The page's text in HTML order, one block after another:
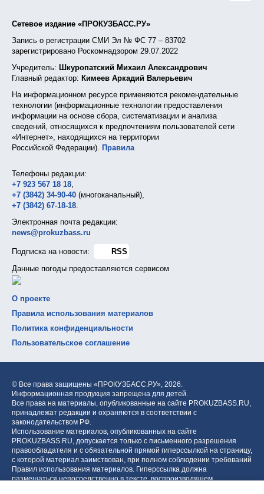
Сетевое издание «ПРОКУЗБАСС.РУ»
Запись о регистрации СМИ Эл № ФС 77 – 83702
зарегистрировано Роскомнадзором 29.07.2022
Учредитель: Шкуропатский Михаил Александрович
Главный редактор: Кимеев Аркадий Валерьевич
На информационном ресурсе применяются рекомендательные
технологии (информационные технологии предоставления
информации на основе сбора, систематизации и анализа
сведений, относящихся к предпочтениям пользователей сети
«Интернет», находящихся на территории
Российской Федерации). Правила
Телефоны редакции:
+7 923 567 18 18,
+7 (3842) 34-90-40 (многоканальный),
+7 (3842) 67-18-18.
Электронная почта редакции:
news@prokuzbass.ru
Подписка на новости:
RSS
Данные погоды предоставляются сервисом
О проекте
Правила использования материалов
Политика конфиденциальности
Пользовательское соглашение
© Все права защищены «ПРОКУЗБАСС.РУ», 2026.
Информационная продукция запрещена для детей.
Все права на материалы, опубликованные на сайте PROKUZBASS.RU,
принадлежат редакции и охраняются в соответствии с
законодательством РФ.
Использование материалов, опубликованных на сайте
PROKUZBASS.RU, допускается только с письменного разрешения
правообладателя и с обязательной прямой гиперссылкой на страницу,
с которой материал заимствован, при полном соблюдении требований
Правил использования материалов. Гиперссылка должна
размещаться непосредственно в тексте, воспроизводящем